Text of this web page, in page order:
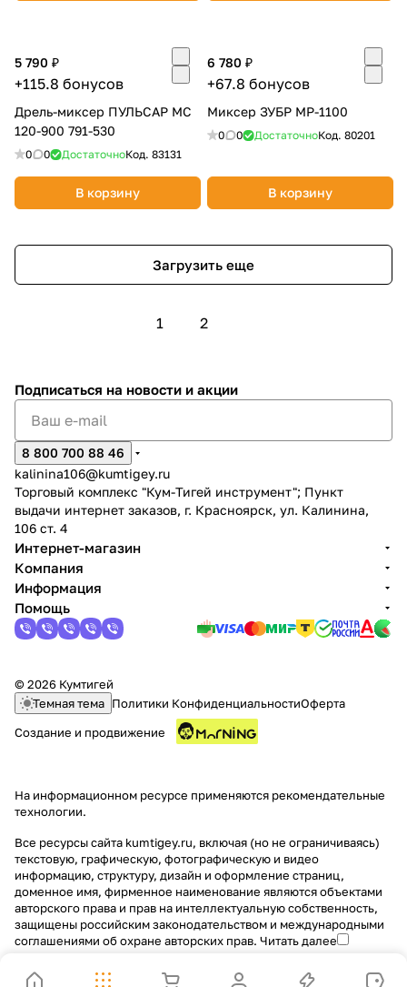
5 790 ₽
+115.8 бонусов
Дрель-миксер ПУЛЬСАР МС
120-900 791-530
0 0 ДостаточноКод. 83131
В корзину
6 780 ₽
+67.8 бонусов
Миксер ЗУБР МР-1100
0 0 ДостаточноКод. 80201
В корзину
Загрузить еще
1 2
Подписаться на новости и акции
8 800 700 88 46
kalinina106@kumtigey.ru
Торговый комплекс "Кум-Тигей инструмент"; Пункт
выдачи интернет заказов, г. Красноярск, ул. Калинина,
106 ст. 4
Интернет-магазин
Компания
Информация
Помощь
© 2026 Кумтигей
Темная тема Политики КонфиденциальностиОферта
Создание и продвижение
На информационном ресурсе применяются рекомендательные
технологии.
Все ресурсы сайта kumtigey.ru, включая (но не ограничиваясь)
текстовую, графическую, фотографическую и видео
информацию, структуру, дизайн и оформление страниц,
доменное имя, фирменное наименование являются объектами
авторского права и прав на интеллектуальную собственность,
защищены российским законодательством и международными
соглашениями об охране авторских прав. Читать далее